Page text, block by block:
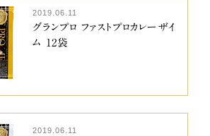
2019.06.11
グランプロ ファストプロカレーザイ
ム 12袋
2019.06.11